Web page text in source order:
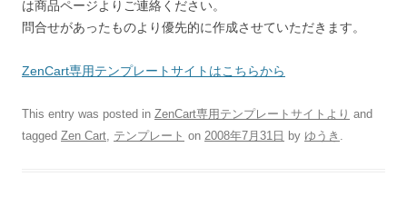
は商品ページよりご連絡ください。
問合せがあったものより優先的に作成させていただきます。
ZenCart専用テンプレートサイトはこちらから
This entry was posted in ZenCart専用テンプレートサイトより and
tagged Zen Cart, テンプレート on 2008年7月31日 by ゆうき .